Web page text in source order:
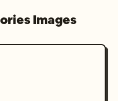
Images